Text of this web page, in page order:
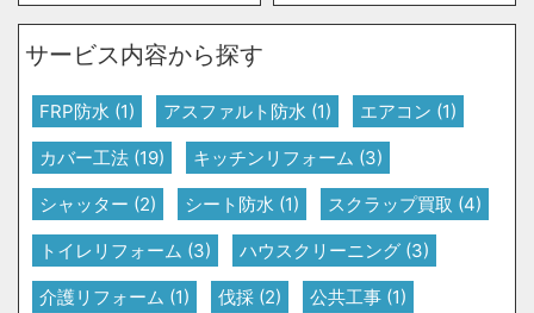
サービス内容から探す
FRP防水 (1) アスファルト防水 (1) エアコン (1)
カバー工法 (19) キッチンリフォーム (3)
シャッター (2) シート防水 (1) スクラップ買取 (4)
トイレリフォーム (3) ハウスクリーニング (3)
介護リフォーム (1) 伐採 (2) 公共工事 (1)